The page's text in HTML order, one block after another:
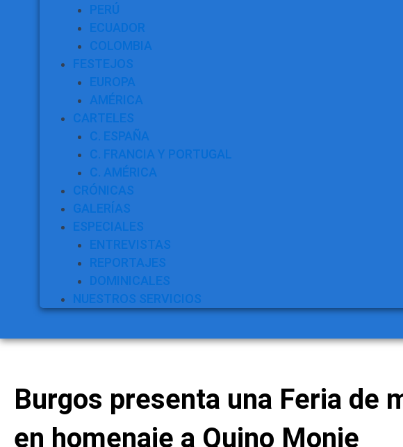
PERÚ
ECUADOR
COLOMBIA
FESTEJOS
EUROPA
AMÉRICA
CARTELES
C. ESPAÑA
C. FRANCIA Y PORTUGAL
C. AMÉRICA
CRÓNICAS
GALERÍAS
ESPECIALES
ENTREVISTAS
REPORTAJES
DOMINICALES
NUESTROS SERVICIOS
Burgos presenta una Feria de
en homenaje a Quino Monje